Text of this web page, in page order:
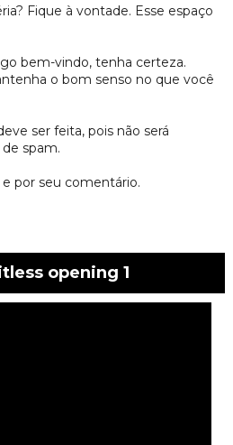
Fique à vontade. Esse espaço
bem-vindo, tenha certeza.
o bom senso no que você
ser feita, pois não será
spam.
por seu comentário.
opening 1